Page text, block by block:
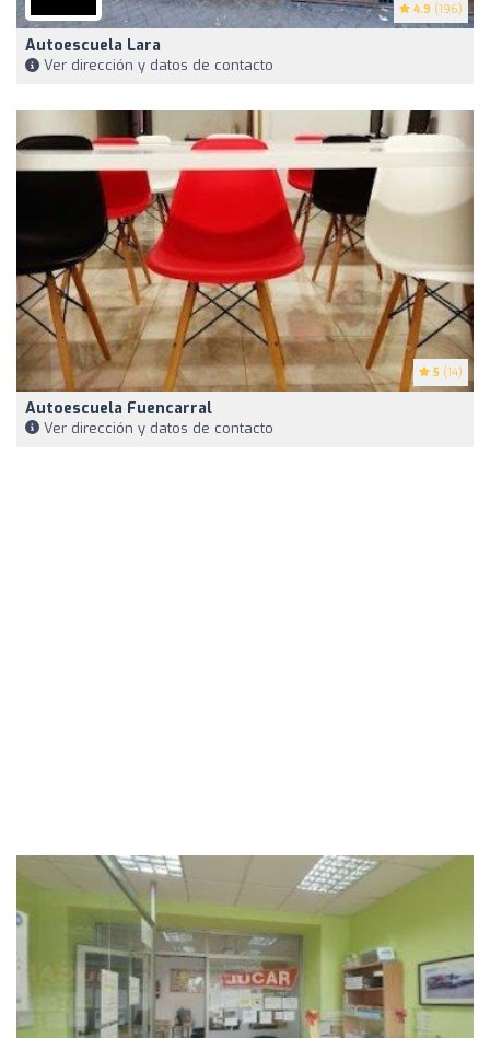
4.9 (196)
Autoescuela Lara
Ver dirección y datos de contacto
5 (14)
Autoescuela Fuencarral
Ver dirección y datos de contacto